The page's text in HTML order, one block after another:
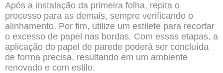
Após a instalação da primeira folha, repita o
processo para as demais, sempre verificando o
alinhamento. Por fim, utilize um estilete para recortar
o excesso de papel nas bordas. Com essas etapas, a
aplicação do papel de parede poderá ser concluída
de forma precisa, resultando em um ambiente
renovado e com estilo.